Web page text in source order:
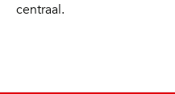
centraal.